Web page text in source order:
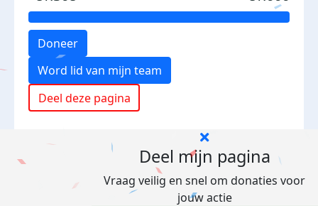
Doneer
Word lid van mijn team
Deel deze pagina
Deel mijn pagina
Vraag veilig en snel om donaties voor
jouw actie